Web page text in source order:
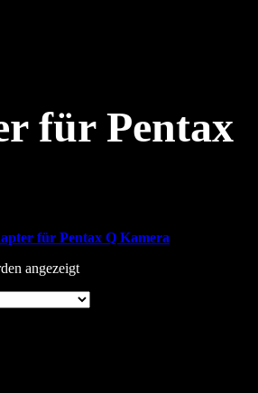
für Pentax
für Pentax Q Kamera
angezeigt